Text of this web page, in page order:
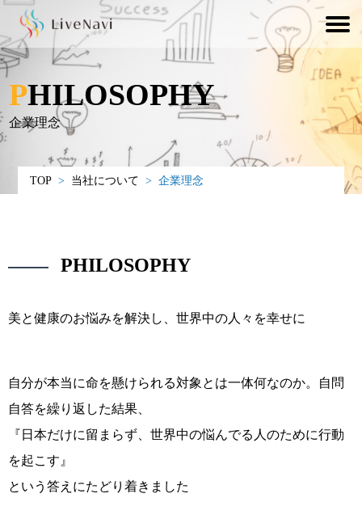
PHILOSOPHY
企業理念
TOP > 当社について >企業理念
PHILOSOPHY
美と健康のお悩みを解決し、世界中の人々を幸せに
自分が本当に命を懸けられる対象とは一体何なのか。自問
自答を繰り返した結果、
『日本だけに留まらず、世界中の悩んでる人のために行動
を起こす』
という答えにたどり着きました